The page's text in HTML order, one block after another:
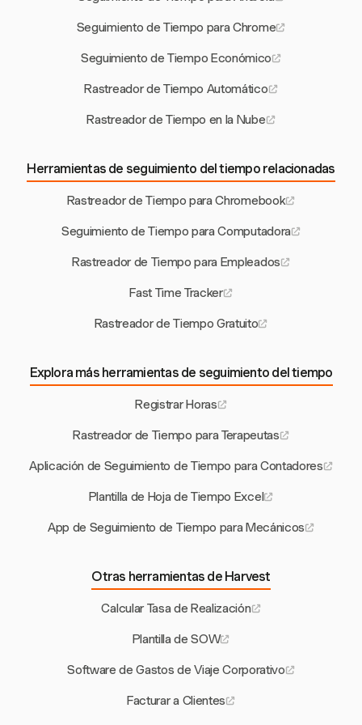
Seguimiento de Tiempo para Chrome
Seguimiento de Tiempo Económico
Rastreador de Tiempo Automático
Rastreador de Tiempo en la Nube
Herramientas de seguimiento del tiempo relacionadas
Rastreador de Tiempo para Chromebook
Seguimiento de Tiempo para Computadora
Rastreador de Tiempo para Empleados
Fast Time Tracker
Rastreador de Tiempo Gratuito
Explora más herramientas de seguimiento del tiempo
Registrar Horas
Rastreador de Tiempo para Terapeutas
Aplicación de Seguimiento de Tiempo para Contadores
Plantilla de Hoja de Tiempo Excel
App de Seguimiento de Tiempo para Mecánicos
Otras herramientas de Harvest
Calcular Tasa de Realización
Plantilla de SOW
Software de Gastos de Viaje Corporativo
Facturar a Clientes